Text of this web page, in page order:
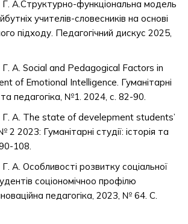
Г. А.Структурно-функціональна модель
учителів-словесників на основі
підходу. Педагогічний дискус 2025,
Г. А. Social and Pedagogical Factors in
of Emotional Intelligence. Гуманітарні
та педагогіка, №1. 2024, с. 82-90.
Г. А. The state of develepment students’
2023: Гуманітарні студії: історія та
108.
А. Особливості розвитку соціальної
соціономічноо профілю
педагогіка, 2023, № 64. С.